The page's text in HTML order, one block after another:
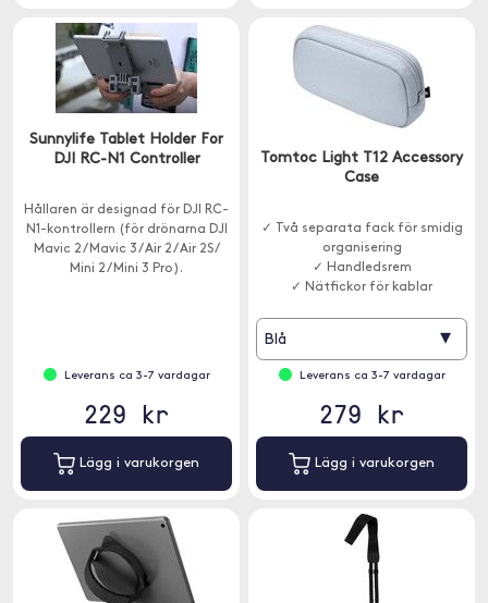
Sunnylife Tablet Holder For
DJI RC-N1 Controller
Hållaren är designad för DJI RC-
N1-kontrollern (för drönarna DJI
Mavic 2 / Mavic 3 / Air 2 / Air 2S /
Mini 2 / Mini 3 Pro).
Leverans ca 3-7 vardagar
229 kr
Lägg i varukorgen
Tomtoc Light T12 Accessory
Case
✓ Två separata fack för smidig
organisering
✓ Handledsrem
✓ Nätfickor för kablar
Blå ▾
Leverans ca 3-7 vardagar
279 kr
Lägg i varukorgen